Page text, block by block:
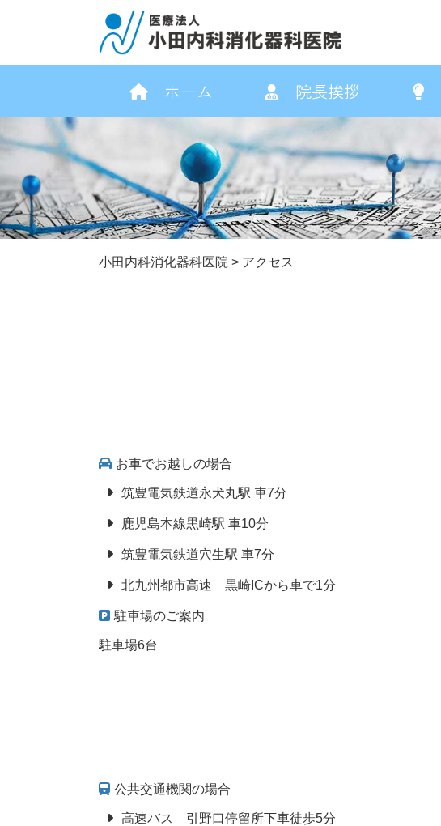
ホーム 院長挨拶
小田内科消化器科医院 > アクセス
お車でお越しの場合
筑豊電気鉄道永犬丸駅 車7分
鹿児島本線黒崎駅 車10分
筑豊電気鉄道穴生駅 車7分
北九州都市高速 黒崎ICから車で1分
駐車場のご案内
駐車場6台
公共交通機関の場合
高速バス 引野口停留所下車徒歩5分